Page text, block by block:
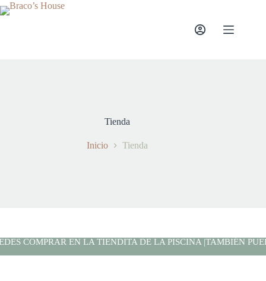
Tienda
Inicio Tienda
COMPRAR EN LA TIENDITA DE LA PISCINA | TAMBIÉN